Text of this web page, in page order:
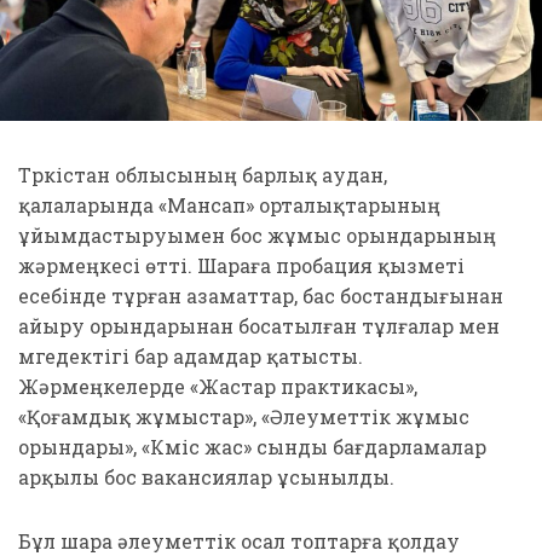
Түркістан облысының барлық аудан,
қалаларында «Мансап» орталықтарының
ұйымдастыруымен бос жұмыс орындарының
жәрмеңкесі өтті. Шараға пробация қызметі
есебінде тұрған азаматтар, бас бостандығынан
айыру орындарынан босатылған тұлғалар мен
мүгедектігі бар адамдар қатысты.
Жәрмеңкелерде «Жастар практикасы»,
«Қоғамдық жұмыстар», «Әлеуметтік жұмыс
орындары», «Күміс жас» сынды бағдарламалар
арқылы бос вакансиялар ұсынылды.
Бұл шара әлеуметтік осал топтарға қолдау